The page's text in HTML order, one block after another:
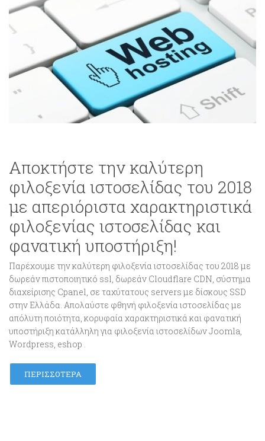
Αποκτήστε την καλύτερη
φιλοξενία ιστοσελίδας του 2018
με απεριόριστα χαρακτηριστικά
φιλοξενίας ιστοσελίδας και
φανατική υποστήριξη!
Παρέχουμε την καλύτερη φιλοξενία ιστοσελίδας του 2018 με
δωρεάν πιστοποιητικό ssl, δωρεάν Cloudflare CDN, σύστημα
διαχείρισης Cpanel, σε ταχύτατους servers με δίσκους SSD
στην Ελλάδα. Απολαύστε φθηνή φιλοξενία ιστοσελίδας με
απόλυτη ποιότητα, κορυφαία χαρακτηριστικά και φανατική
υποστήριξη κατάλληλη για φιλοξενία ιστοσελίδων Joomla,
Wordpress, eshop .
ΠΕΡΙΣΣΌΤΕΡΑ